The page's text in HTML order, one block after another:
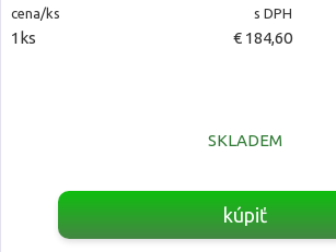
cena/ks s DPH
1ks € 184,60
SKLADEM
kúpiť